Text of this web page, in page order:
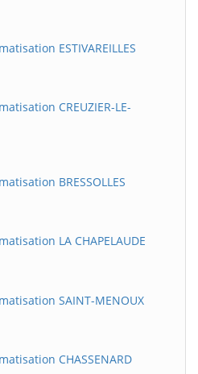
ESTIVAREILLES
CREUZIER-LE-
BRESSOLLES
LA CHAPELAUDE
SAINT-MENOUX
CHASSENARD